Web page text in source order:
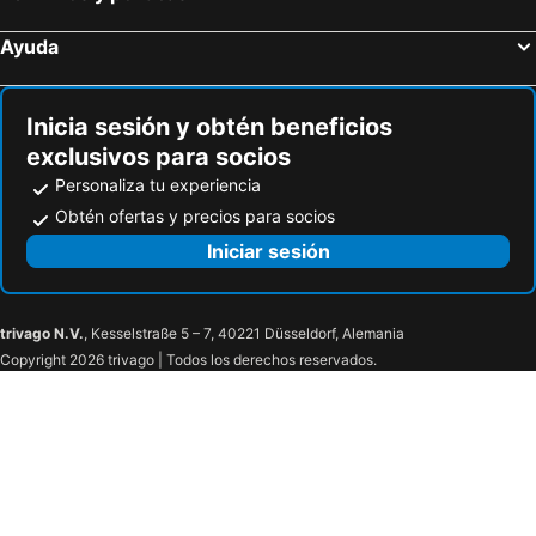
Ayuda
Inicia sesión y obtén beneficios
exclusivos para socios
Personaliza tu experiencia
Obtén ofertas y precios para socios
Iniciar sesión
trivago N.V., Kesselstraße 5 – 7, 40221 Düsseldorf, Alemania
Copyright 2026 trivago | Todos los derechos reservados.